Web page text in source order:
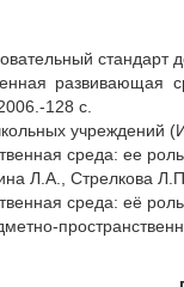
стандарт
развивающая
128 с.
среда: ее
Л.А., Стрелкова
среда: её